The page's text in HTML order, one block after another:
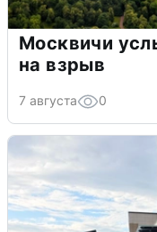
Москвичи
на взрыв
7 августа 0